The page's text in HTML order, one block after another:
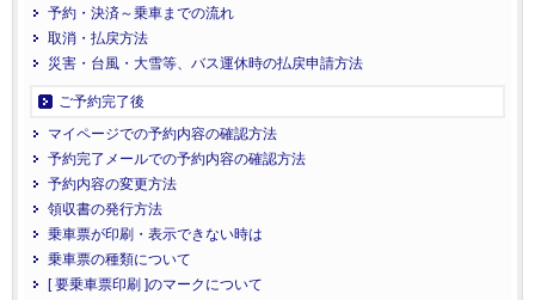
予約・決済～乗車までの流れ
取消・払戻方法
災害・台風・大雪等、バス運休時の払戻申請方法
ご予約完了後
マイページでの予約内容の確認方法
予約完了メールでの予約内容の確認方法
予約内容の変更方法
領収書の発行方法
乗車票が印刷・表示できない時は
乗車票の種類について
[ 要乗車票印刷 ]のマークについて